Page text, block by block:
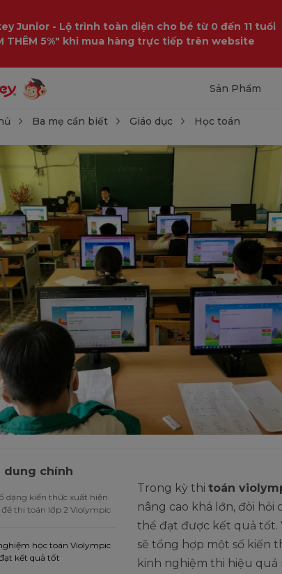
Junior - Lộ trình toàn diện cho bé từ 0 đến 11 tuổi
THÊM 5%" khi mua hàng trực tiếp trên website
Sản Phẩm
Ba mẹ cần biết Giáo dục Học toán
dung chính
dạng kiến thức xuất hiện
thi toán lớp 2 Violympic
học toán Violympic
kết quả tốt
Trong kỳ thi toán
nâng cao khá lớn, đòi hỏi
thể đạt được kết quả tốt.
sẽ tổng hợp một số kiến
kinh nghiệm thi hiệu quả